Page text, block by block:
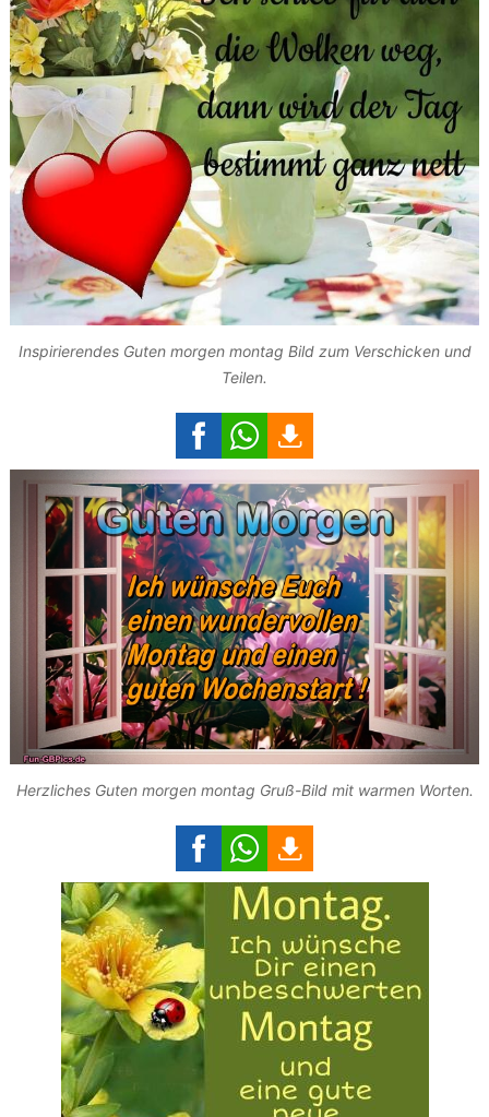
Inspirierendes Guten morgen montag Bild zum Verschicken und
Teilen.
Herzliches Guten morgen montag Gruß-Bild mit warmen Worten.